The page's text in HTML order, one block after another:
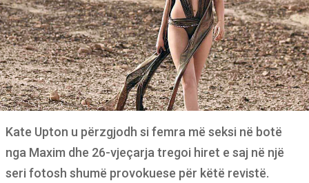
Kate Upton u përzgjodh si femra më seksi në botë
nga Maxim dhe 26-vjeçarja tregoi hiret e saj në një
seri fotosh shumë provokuese për këtë revistë.